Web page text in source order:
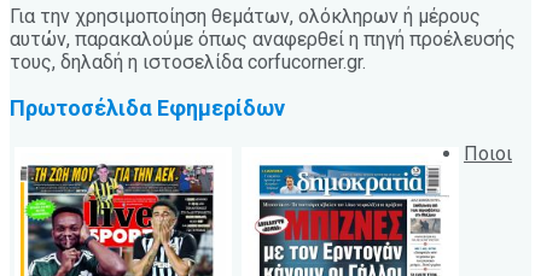
Για την χρησιμοποίηση θεμάτων, ολόκληρων ή μέρους
αυτών, παρακαλούμε όπως αναφερθεί η πηγή προέλευσής
τους, δηλαδή η ιστοσελίδα corfucorner.gr.
Πρωτοσέλιδα Εφημερίδων
Ποιοι